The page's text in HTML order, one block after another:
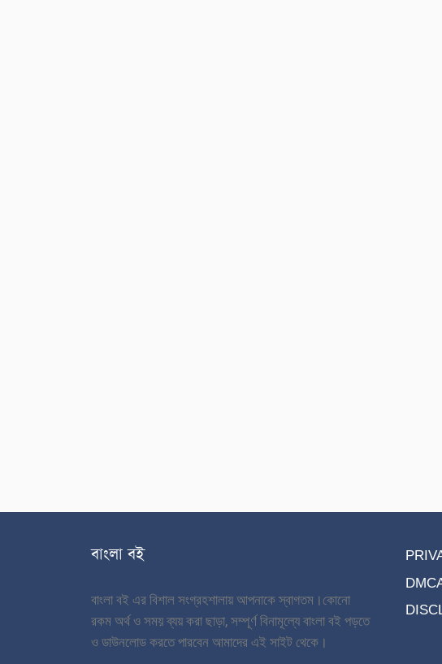
বাংলা বই
বাংলা বই এর বিশাল সংগ্রহশালায় আপনাকে স্বাগতম।কোনো
রকম অর্থ ও সময় ব্যয় করা ছাড়া, সম্পূর্ণ বিনামূল্যে বাংলা বই পড়তে
ও ডাউনলোড করতে পারবেন আমাদের এই সাইট থেকে।